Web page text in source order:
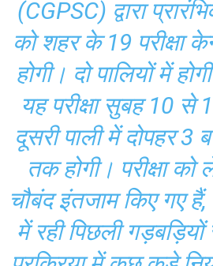
(CGPSC) द्वारा
को शहर के 19 परीक्षा
होगी। दो पालियों में
यह परीक्षा सुबह 10
दूसरी पाली में दोपहर
तक होगी। परीक्षा
चौबंद इंतजाम किए गए
में रही पिछली